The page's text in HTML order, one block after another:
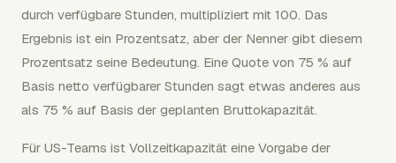
durch verfügbare Stunden, multipliziert mit 100. Das
Ergebnis ist ein Prozentsatz, aber der Nenner gibt diesem
Prozentsatz seine Bedeutung. Eine Quote von 75 % auf
Basis netto verfügbarer Stunden sagt etwas anderes aus
als 75 % auf Basis der geplanten Bruttokapazität.
Für US-Teams ist Vollzeitkapazität eine Vorgabe der